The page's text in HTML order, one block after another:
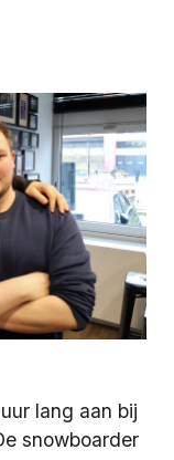
lang aan bij
snowboarder